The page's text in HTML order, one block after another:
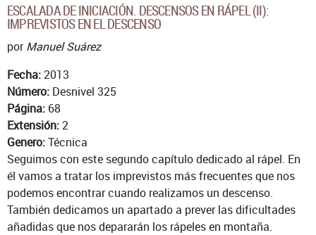
ESCALADA DE INICIACIÓN. DESCENSOS EN RÁPEL (II):
IMPREVISTOS EN EL DESCENSO
porManuel Suárez
Fecha:2013
Número: Desnivel 325
Página: 68
Extensión:2
Genero:Técnica
Seguimos con este segundo capítulo dedicado al rápel. En
él vamos a tratar los imprevistos más frecuentes que nos
podemos encontrar cuando realizamos un descenso.
También dedicamos un apartado a prever las dificultades
añadidas que nos depararán los rápeles en montaña.